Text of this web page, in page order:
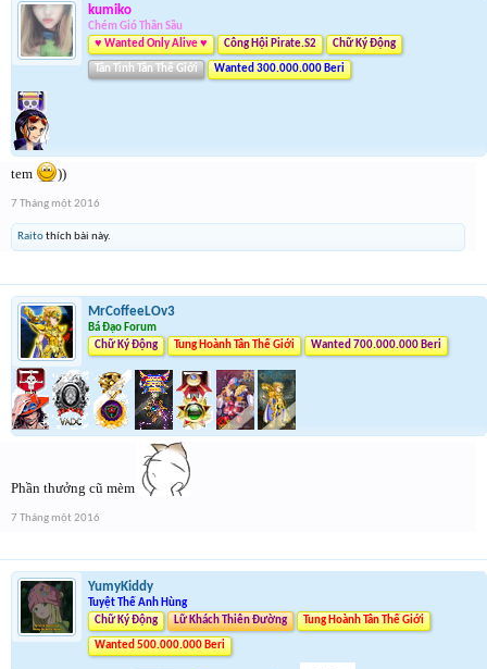
kumiko
Chém Gió Thần Sầu
♥ Wanted Only Alive ♥
Công Hội Pirate.S2 Chữ Ký Động
Tân Tinh Tân Thế Giới Wanted 300.000.000 Beri
tem ))
7 Tháng một 2016
Raitothích bài này.
MrCoffeeLOv3
Bá Đạo Forum
Chữ Ký Động
Tung Hoành Tân Thế Giới Wanted 700.000.000 Beri
Phần thưởng cũ mèm
7 Tháng một 2016
YumyKiddy
Tuyệt Thế Anh Hùng
Chữ Ký Động
Lữ Khách Thiên Đường Tung Hoành Tân Thế Giới
Wanted 500.000.000 Beri